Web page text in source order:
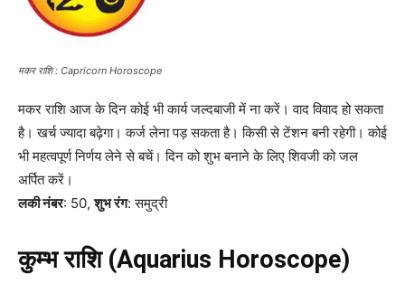
मकर राशि : Capricorn Horoscope
मकर राशि आज के दिन कोई भी कार्य जल्दबाजी में ना करें। वाद विवाद हो सकता
है। खर्च ज्यादा बढ़ेगा। कर्ज लेना पड़ सकता है। किसी से टेंशन बनी रहेगी। कोई
भी महत्वपूर्ण निर्णय लेने से बचें। दिन को शुभ बनाने के लिए शिवजी को जल
अर्पित करें।
लकी नंबर: 50,शुभ रंग: समुद्री
कुम्भ राशि (Aquarius Horoscope)